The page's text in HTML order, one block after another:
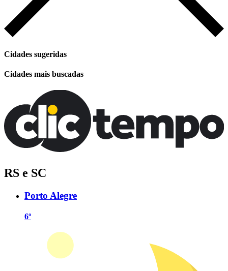
Cidades sugeridas
Cidades mais buscadas
RS e SC
Porto Alegre
6º